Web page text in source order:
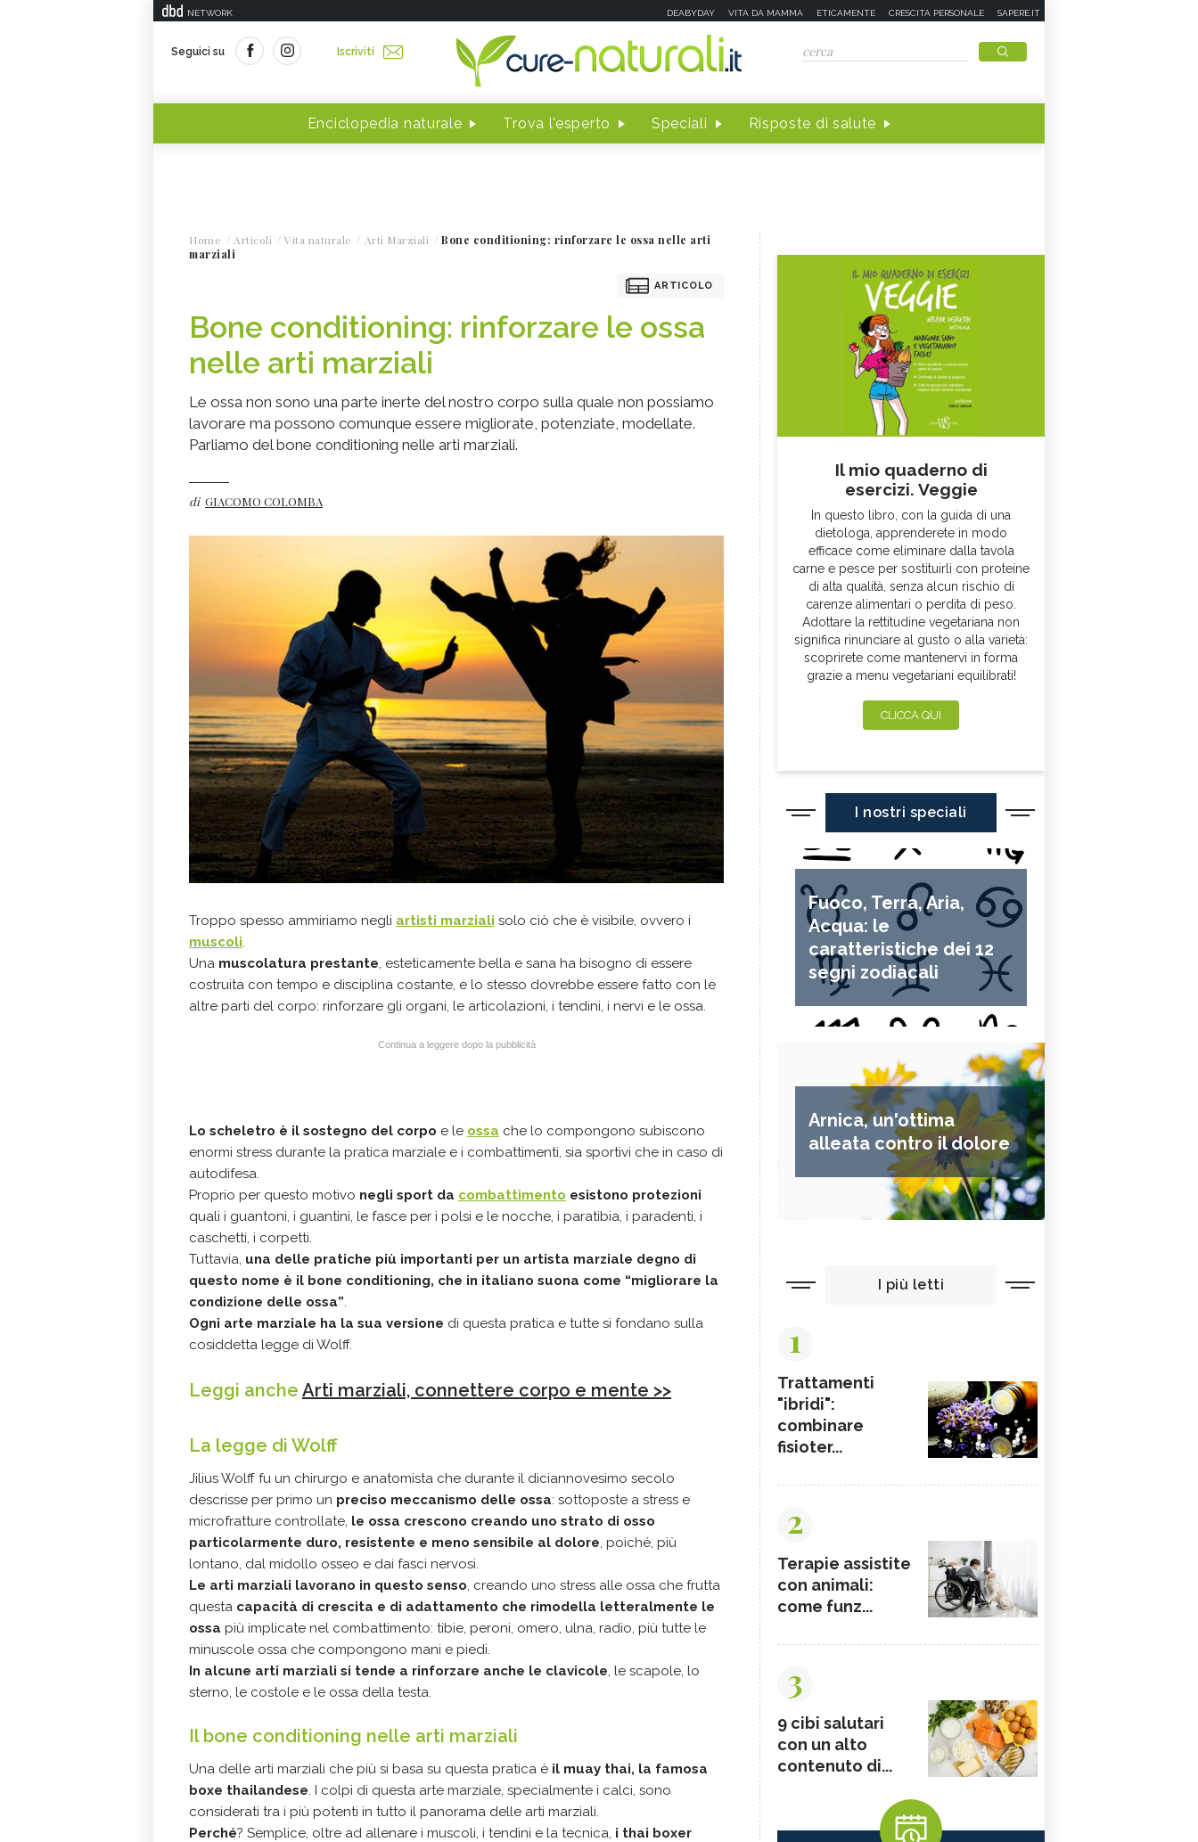
NETWORK DEABYDAY VITA DA MAMMA ETICAMENTE CRESCITA PERSONALE SAPERE.IT
Seguici su Iscriviti
Enciclopedia naturale Trova l'esperto Speciali Risposte di salute
Home Articoli Vita naturale Arti Marziali
Bone conditioning: rinforzare le ossa nelle arti
marziali
ARTICOLO
Bone conditioning: rinforzare le ossa
nelle arti marziali
Le ossa non sono una parte inerte del nostro corpo sulla quale non possiamo
lavorare ma possono comunque essere migliorate, potenziate, modellate.
Parliamo del bone conditioning nelle arti marziali.
di GIACOMO COLOMBA
Troppo spesso ammiriamo negli artisti marziali solo ciò che è visibile, ovvero i
muscoli.
Una muscolatura prestante, esteticamente bella e sana ha bisogno di essere
costruita con tempo e disciplina costante, e lo stesso dovrebbe essere fatto con le
altre parti del corpo: rinforzare gli organi, le articolazioni, i tendini, i nervi e le ossa.
Continua a leggere dopo la pubblicità
Lo scheletro è il sostegno del corpo e le ossa che lo compongono subiscono
enormi stress durante la pratica marziale e i combattimenti, sia sportivi che in caso di
autodifesa.
Proprio per questo motivo negli sport da combattimento esistono protezioni
quali i guantoni, i guantini, le fasce per i polsi e le nocche, i paratibia, i paradenti, i
caschetti, i corpetti.
Tuttavia, una delle pratiche più importanti per un artista marziale degno di
questo nome è il bone conditioning, che in italiano suona come “migliorare la
condizione delle ossa”.
Ogni arte marziale ha la sua versione di questa pratica e tutte si fondano sulla
cosiddetta legge di Wolff.
Leggi anche Arti marziali, connettere corpo e mente >>
La legge di Wolff
Jilius Wolff fu un chirurgo e anatomista che durante il diciannovesimo secolo
descrisse per primo un preciso meccanismo delle ossa: sottoposte a stress e
microfratture controllate, le ossa crescono creando uno strato di osso
particolarmente duro, resistente e meno sensibile al dolore, poiché, più
lontano, dal midollo osseo e dai fasci nervosi.
Le arti marziali lavorano in questo senso, creando uno stress alle ossa che frutta
questa capacità di crescita e di adattamento che rimodella letteralmente le
ossa più implicate nel combattimento: tibie, peroni, omero, ulna, radio, più tutte le
minuscole ossa che compongono mani e piedi.
In alcune arti marziali si tende a rinforzare anche le clavicole, le scapole, lo
sterno, le costole e le ossa della testa.
Il bone conditioning nelle arti marziali
Una delle arti marziali che più si basa su questa pratica è il muay thai, la famosa
boxe thailandese. I colpi di questa arte marziale, specialmente i calci, sono
considerati tra i più potenti in tutto il panorama delle arti marziali.
Perché? Semplice, oltre ad allenare i muscoli, i tendini e la tecnica, i thai boxer
Il mio quaderno di
esercizi. Veggie
In questo libro, con la guida di una
dietologa, apprenderete in modo
efficace come eliminare dalla tavola
carne e pesce per sostituirli con proteine
di alta qualità, senza alcun rischio di
carenze alimentari o perdita di peso.
Adottare la rettitudine vegetariana non
significa rinunciare al gusto o alla varietà:
scoprirete come mantenervi in forma
grazie a menu vegetariani equilibrati!
CLICCA QUI
I nostri speciali
Fuoco, Terra, Aria,
Acqua: le
caratteristiche dei 12
segni zodiacali
Arnica, un'ottima
alleata contro il dolore
I più letti
1
Trattamenti
"ibridi":
combinare
fisioter...
2
Terapie assistite
con animali:
come funz...
3
9 cibi salutari
con un alto
contenuto di...